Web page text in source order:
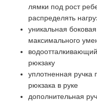
лямки под рост
распределять
уникальная
максимального
рюкзаку
уплотненная ручка
рюкзака в руке
дополнительная